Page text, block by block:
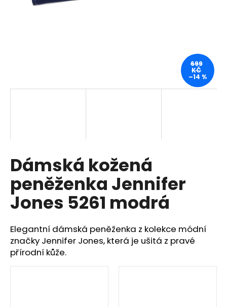
Dámská kožená
peněženka Jennifer
Jones 5261 modrá
Elegantní dámská peněženka z kolekce módní
značky Jennifer Jones, která je ušitá z pravé
přírodní kůže.
699
KČ
–14 %
D
o
p
o
r
č
u
j
e